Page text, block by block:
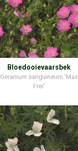
Bloedooievaarsbek
Geranium sanguineum 'Max
Frei'